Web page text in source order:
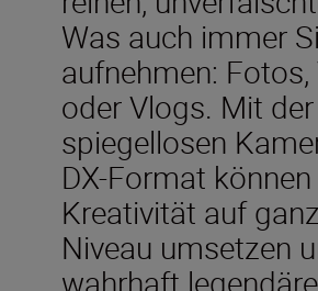
Was auch immer
aufnehmen:
oder Vlogs. Mit
spiegellosen
DX-Format
Kreativität auf
Niveau umsetzen
wahrhaft